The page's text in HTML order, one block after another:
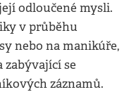
odloučené mysli.
v průběhu
nebo na manikúře,
zabývající se
záznamů.